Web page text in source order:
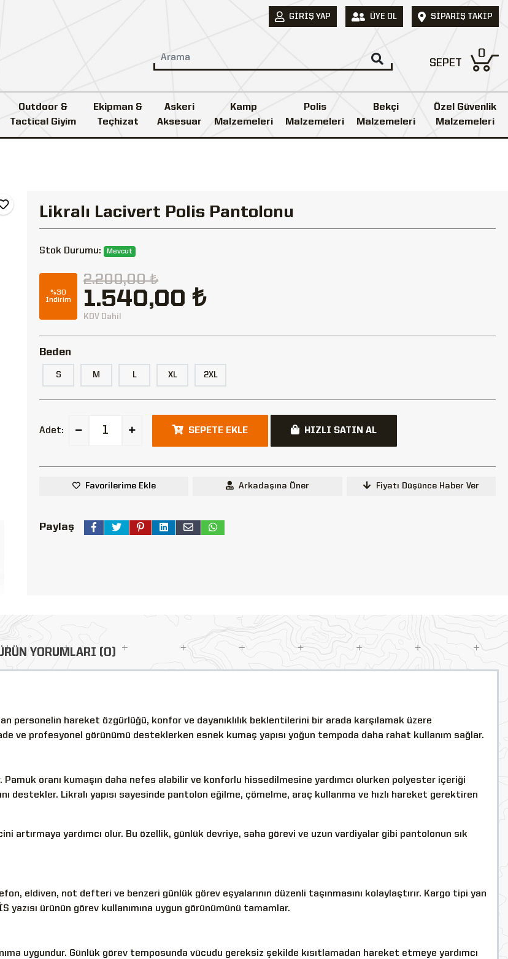
GIRIŞ YAP ÜYE OL SIPARIŞ TAKIP
SEPET
0
Outdoor &
Tactical Giyim
Ekipman &
Teçhizat
Askeri
Aksesuar
Kamp
Malzemeleri
Polis
Malzemeleri
Bekçi
Malzemeleri
Özel Güvenlik
Malzemeleri
Likralı Lacivert Polis Pantolonu
Stok Durumu: Mevcut
%30
İndirim
2.200,00 ₺
1.540,00 ₺
KDV Dahil
Beden
S M L XL 2XL
Adet: SEPETE EKLE HIZLI SATIN AL
Favorilerime Ekle Arkadaşına Öner Fiyatı Düşünce Haber Ver
Paylaş
YORUMLARI (0)
personelin hareket özgürlüğü, konfor ve dayanıklılık beklentilerini bir arada karşılamak üzere
ve profesyonel görünümü desteklerken esnek kumaş yapısı yoğun tempoda daha rahat kullanım sağlar.
Pamuk oranı kumaşın daha nefes alabilir ve konforlu hissedilmesine yardımcı olurken polyester içeriği
destekler. Likralı yapısı sayesinde pantolon eğilme, çömelme, araç kullanma ve hızlı hareket gerektiren
artırmaya yardımcı olur. Bu özellik, günlük devriye, saha görevi ve uzun vardiyalar gibi pantolonun sık
eldiven, not defteri ve benzeri günlük görev eşyalarının düzenli taşınmasını kolaylaştırır. Kargo tipi yan
yazısı ürünün görev kullanımına uygun görünümünü tamamlar.
uygundur. Günlük görev temposunda vücudu gereksiz şekilde kısıtlamadan hareket etmeye yardımcı